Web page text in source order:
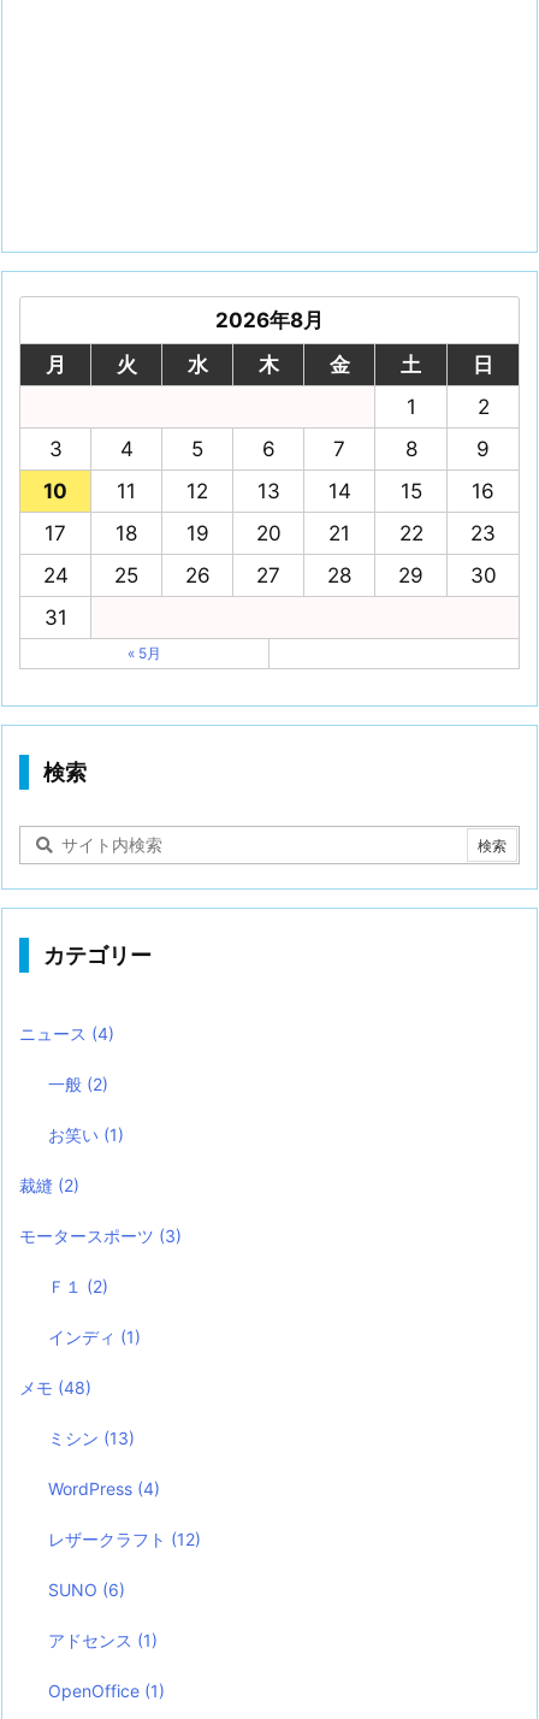
2026年8月
月
火 水 木 金 土
日
1
2
3
4 5 6 7 8
9
10
11 12 13 14 15
16
17
18 19 20 21 22
23
24
25 26 27 28 29
30
31
« 5月
検索
カテゴリー
ニュース (4)
一般 (2)
お笑い (1)
裁縫 (2)
モータースポーツ (3)
Ｆ１ (2)
インディ (1)
メモ (48)
ミシン (13)
WordPress (4)
レザークラフト (12)
SUNO (6)
アドセンス (1)
OpenOffice (1)